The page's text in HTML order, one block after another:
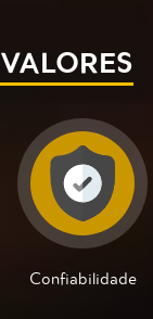
VALORES
Confiabilidade